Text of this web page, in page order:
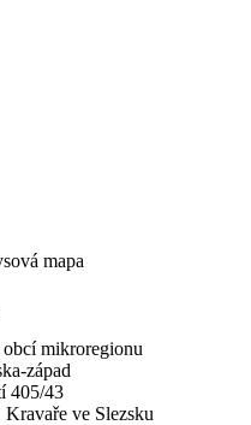
obcí mikroregionu
západ
405/43
ve Slezsku